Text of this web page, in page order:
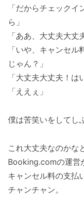
「だからチェック
ら」
「ああ、大丈夫大丈
「いや、キャンセ
じゃん？」
「大丈夫大丈夫！は
「ええぇ」
僕は苦笑いをしてし
これ大丈夫なのかな
Booking.comの運営
キャンセル料の支払
チャンチャン。